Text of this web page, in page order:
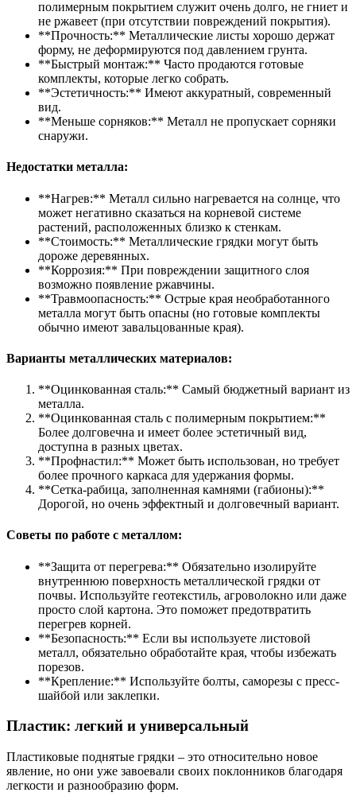
полимерным покрытием служит очень долго, не гниет и
не ржавеет (при отсутствии повреждений покрытия).
**Прочность:** Металлические листы хорошо держат
форму, не деформируются под давлением грунта.
**Быстрый монтаж:** Часто продаются готовые
комплекты, которые легко собрать.
**Эстетичность:** Имеют аккуратный, современный
вид.
**Меньше сорняков:** Металл не пропускает сорняки
снаружи.
Недостатки металла:
**Нагрев:** Металл сильно нагревается на солнце, что
может негативно сказаться на корневой системе
растений, расположенных близко к стенкам.
**Стоимость:** Металлические грядки могут быть
дороже деревянных.
**Коррозия:** При повреждении защитного слоя
возможно появление ржавчины.
**Травмоопасность:** Острые края необработанного
металла могут быть опасны (но готовые комплекты
обычно имеют завальцованные края).
Варианты металлических материалов:
**Оцинкованная сталь:** Самый бюджетный вариант из
металла.
**Оцинкованная сталь с полимерным покрытием:**
Более долговечна и имеет более эстетичный вид,
доступна в разных цветах.
**Профнастил:** Может быть использован, но требует
более прочного каркаса для удержания формы.
**Сетка-рабица, заполненная камнями (габионы):**
Дорогой, но очень эффектный и долговечный вариант.
Советы по работе с металлом:
**Защита от перегрева:** Обязательно изолируйте
внутреннюю поверхность металлической грядки от
почвы. Используйте геотекстиль, агроволокно или даже
просто слой картона. Это поможет предотвратить
перегрев корней.
**Безопасность:** Если вы используете листовой
металл, обязательно обработайте края, чтобы избежать
порезов.
**Крепление:** Используйте болты, саморезы с пресс-
шайбой или заклепки.
Пластик: легкий и универсальный
Пластиковые поднятые грядки – это относительно новое
явление, но они уже завоевали своих поклонников благодаря
легкости и разнообразию форм.